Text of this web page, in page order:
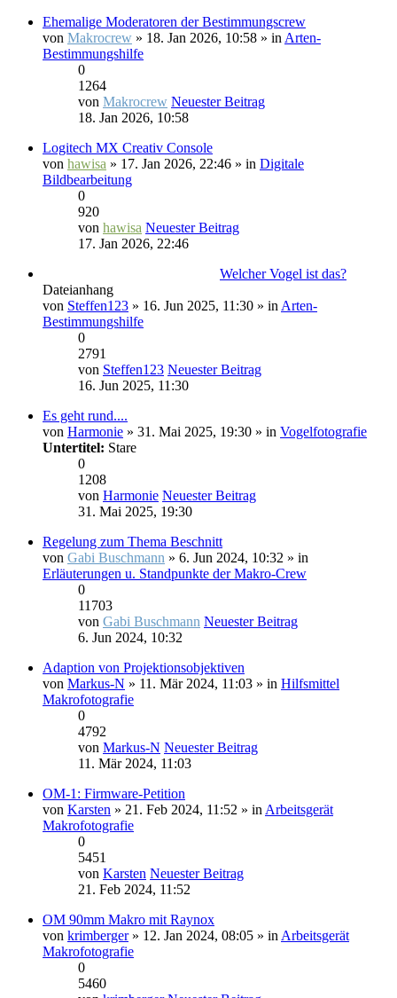
Ehemalige Moderatoren der Bestimmungscrew
von Makrocrew » 18. Jan 2026, 10:58 » in Arten-
Bestimmungshilfe
0
1264
von Makrocrew Neuester Beitrag
18. Jan 2026, 10:58
Logitech MX Creativ Console
von hawisa » 17. Jan 2026, 22:46 » in Digitale
Bildbearbeitung
0
920
von hawisa Neuester Beitrag
17. Jan 2026, 22:46
Welcher Vogel ist das?
Dateianhang
von Steffen123 » 16. Jun 2025, 11:30 » in Arten-
Bestimmungshilfe
0
2791
von Steffen123 Neuester Beitrag
16. Jun 2025, 11:30
Es geht rund....
von Harmonie » 31. Mai 2025, 19:30 » in Vogelfotografie
Untertitel: Stare
0
1208
von Harmonie Neuester Beitrag
31. Mai 2025, 19:30
Regelung zum Thema Beschnitt
von Gabi Buschmann » 6. Jun 2024, 10:32 » in
Erläuterungen u. Standpunkte der Makro-Crew
0
11703
von Gabi Buschmann Neuester Beitrag
6. Jun 2024, 10:32
Adaption von Projektionsobjektiven
von Markus-N » 11. Mär 2024, 11:03 » in Hilfsmittel
Makrofotografie
0
4792
von Markus-N Neuester Beitrag
11. Mär 2024, 11:03
OM-1: Firmware-Petition
von Karsten » 21. Feb 2024, 11:52 » in Arbeitsgerät
Makrofotografie
0
5451
von Karsten Neuester Beitrag
21. Feb 2024, 11:52
OM 90mm Makro mit Raynox
von krimberger» 12. Jan 2024, 08:05 » in Arbeitsgerät
Makrofotografie
0
5460